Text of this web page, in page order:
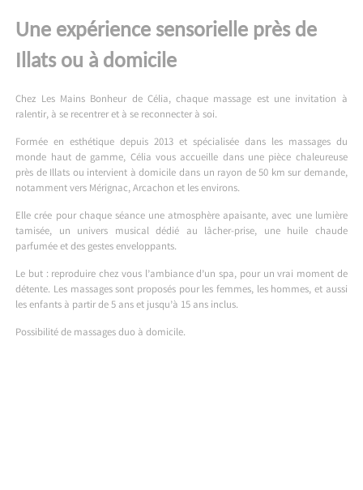
Une expérience sensorielle près de
Illats ou à domicile
Chez Les Mains Bonheur de Célia, chaque massage est une invitation à
ralentir, à se recentrer et à se reconnecter à soi.
Formée en esthétique depuis 2013 et spécialisée dans les massages du
monde haut de gamme, Célia vous accueille dans une pièce chaleureuse
près de Illats ou intervient à domicile dans un rayon de 50 km sur demande,
notamment vers Mérignac, Arcachon et les environs.
Elle crée pour chaque séance une atmosphère apaisante, avec une lumière
tamisée, un univers musical dédié au lâcher-prise, une huile chaude
parfumée et des gestes enveloppants.
Le but : reproduire chez vous l’ambiance d’un spa, pour un vrai moment de
détente. Les massages sont proposés pour les femmes, les hommes, et aussi
les enfants à partir de 5 ans et jusqu’à 15 ans inclus.
Possibilité de massages duo à domicile.